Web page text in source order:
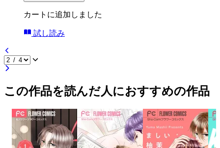
カートに追加しました
試し読み
この作品を読んだ人におすすめの作品